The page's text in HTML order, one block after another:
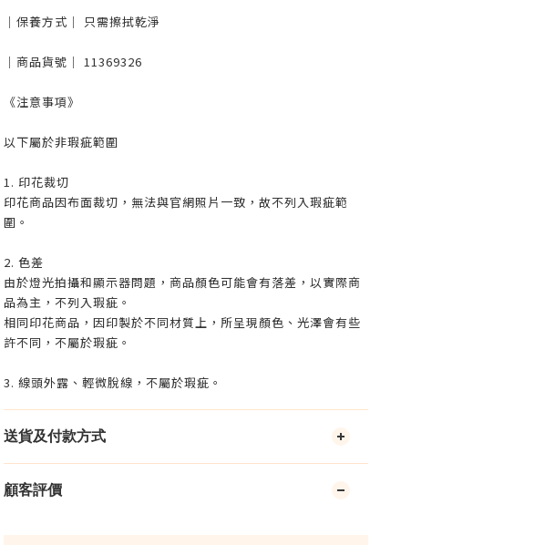
｜保養方式｜ 只需擦拭乾淨
｜商品貨號｜ 11369326
《注意事項》
以下屬於非瑕疵範圍
1. 印花裁切
印花商品因布面裁切，無法與官網照片一致，故不列入瑕疵範
圍。
2. 色差
由於燈光拍攝和顯示器問題，商品顏色可能會有落差，以實際商
品為主，不列入瑕疵。
相同印花商品，因印製於不同材質上，所呈現顏色、光澤會有些
許不同，不屬於瑕疵。
3. 線頭外露、輕微脫線，不屬於瑕疵。
送貨及付款方式
顧客評價